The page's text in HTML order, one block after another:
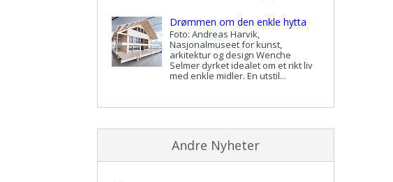
Drømmen om den enkle hytta
Foto: Andreas Harvik,
Nasjonalmuseet for kunst,
arkitektur og design Wenche
Selmer dyrket idealet om et rikt liv
med enkle midler. En utstil...
Andre Nyheter